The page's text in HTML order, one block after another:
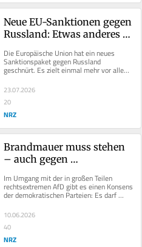
Neue EU-Sanktionen gegen
Russland: Etwas anderes
Probleme
Die Europäische Union hat ein neues
Sanktionspaket gegen Russland
geschnürt. Es zielt einmal mehr vor allem
auf den russischen Finanz- und...
23.07.2026
20
NRZ
Brandmauer muss stehen
– auch gegen
Rechtsextremismus
Im Umgang mit der in großen Teilen
rechtsextremen AfD gibt es einen Konsens
der demokratischen Parteien: Es darf
10.06.2026
40
NRZ